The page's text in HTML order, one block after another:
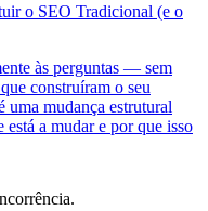
o SEO Tradicional (e o
às perguntas — sem
construíram o seu
uma mudança estrutural
a mudar e por que isso